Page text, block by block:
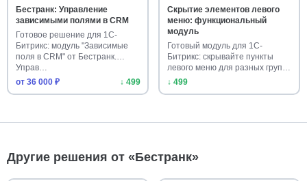
Бестранк: Управление
зависимыми полями в CRM
Готовое решение для 1С-
Битрикс: модуль "Зависимые
поля в CRM" от Бестранк.
Управ…
от 36 000 ₽
↓ 499
Скрытие элементов левого
меню: функциональный
модуль
Готовый модуль для 1С-
Битрикс: скрывайте пункты
левого меню для разных групп
пол…
↓ 499
Другие решения от «Бестранк»